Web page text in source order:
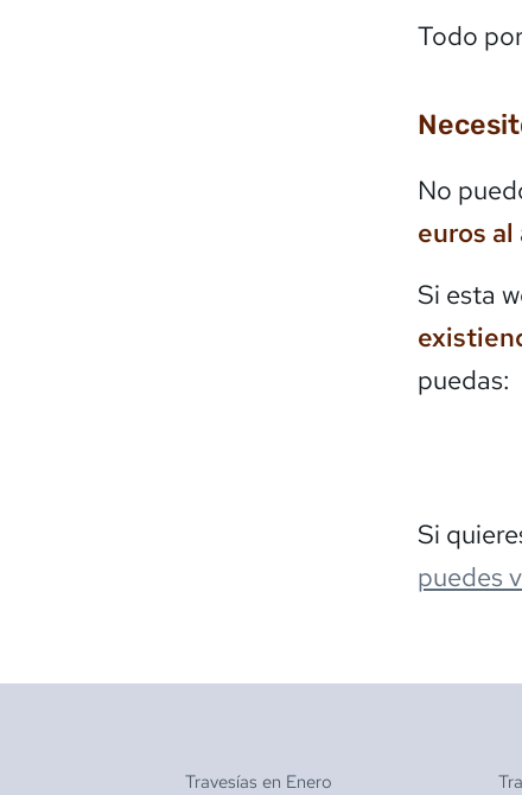
Todo
No
euros al
Si esta
puedas:
Si
puedes
Travesías en Enero